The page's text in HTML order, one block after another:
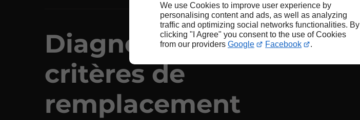
We use Cookies to improve user experience by
personalising content and ads, as well as analyzing
traffic and optimizing social networks functionalities. By
clicking "I Agree" you consent to the use of Cookies
from our providers Google Facebook .
Diagnostic et
critères de
remplacement